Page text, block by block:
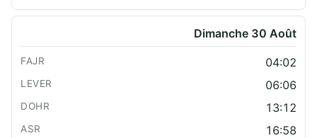
Dimanche 30 Août
04:02
06:06
13:12
16:58